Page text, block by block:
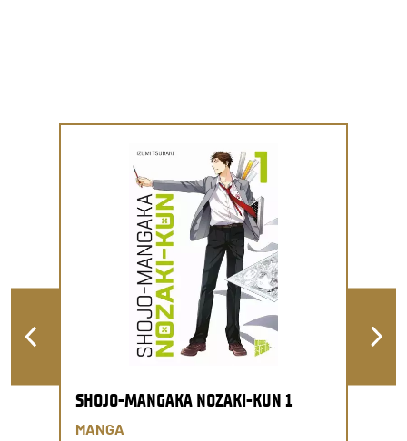
SHOJO-MANGAKA NOZAKI-KUN 1
MANGA